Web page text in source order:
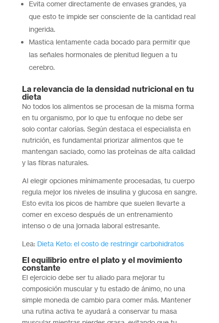
Evita comer directamente de envases grandes, ya
que esto te impide ser consciente de la cantidad real
ingerida.
Mastica lentamente cada bocado para permitir que
las señales hormonales de plenitud lleguen a tu
cerebro.
La relevancia de la densidad nutricional en tu
dieta
No todos los alimentos se procesan de la misma forma
en tu organismo, por lo que tu enfoque no debe ser
solo contar calorías. Según destaca el especialista en
nutrición, es fundamental priorizar alimentos que te
mantengan saciado, como las proteínas de alta calidad
y las fibras naturales.
Al elegir opciones mínimamente procesadas, tu cuerpo
regula mejor los niveles de insulina y glucosa en sangre.
Esto evita los picos de hambre que suelen llevarte a
comer en exceso después de un entrenamiento
intenso o de una jornada laboral estresante.
Lea: Dieta Keto: el costo de restringir carbohidratos
El equilibrio entre el plato y el movimiento
constante
El ejercicio debe ser tu aliado para mejorar tu
composición muscular y tu estado de ánimo, no una
simple moneda de cambio para comer más. Mantener
una rutina activa te ayudará a conservar tu masa